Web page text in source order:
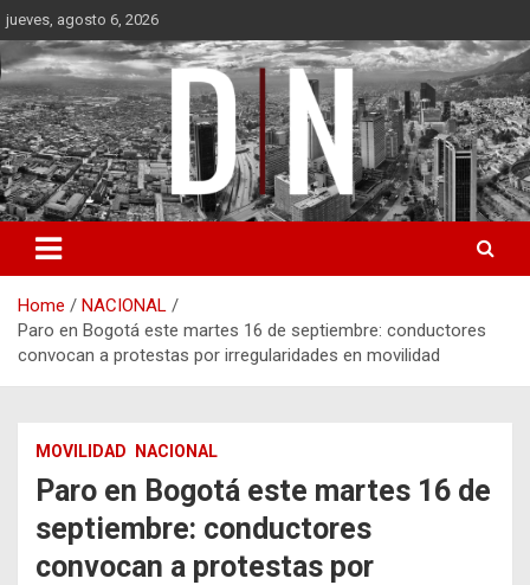
Skip
to
content
jueves, agosto 6, 2026
Diámetro Noticias
Home
NACIONAL
Paro en Bogotá este martes 16 de septiembre: conductores
convocan a protestas por irregularidades en movilidad
MOVILIDAD NACIONAL
Paro en Bogotá este martes 16 de
septiembre: conductores
convocan a protestas por